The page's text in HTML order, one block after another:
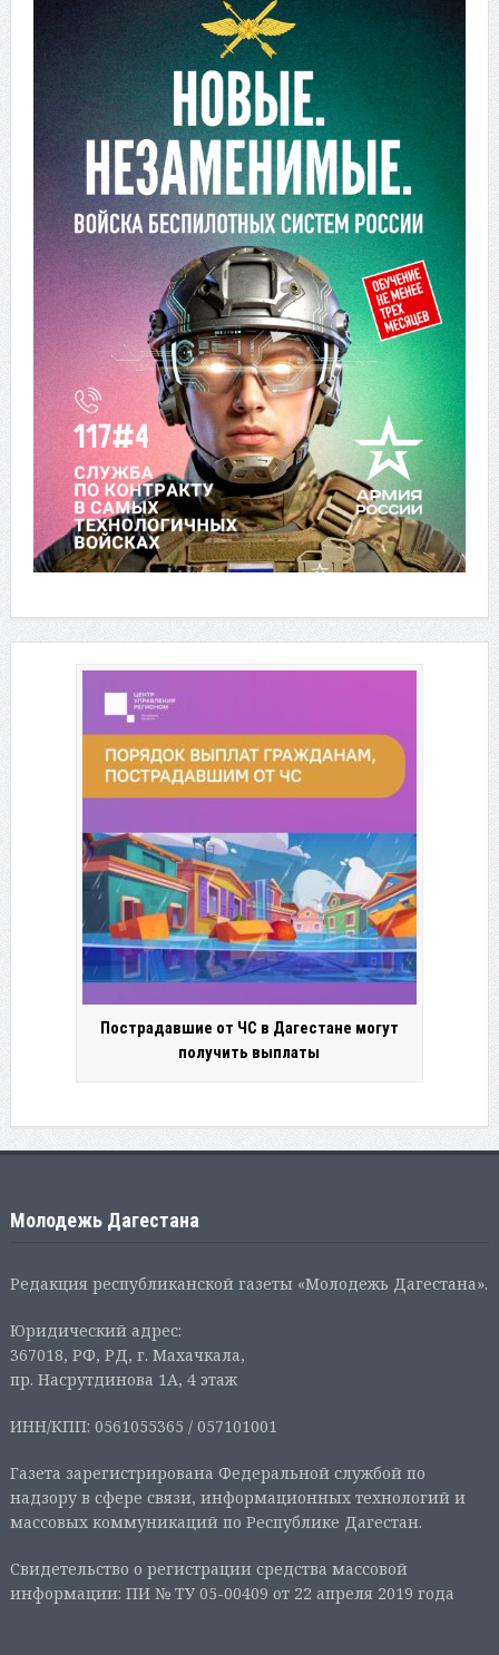
Пострадавшие от ЧС в Дагестане могут
получить выплаты
Молодежь Дагестана
Редакция республиканской газеты «Молодежь Дагестана».
Юридический адрес:
367018, РФ, РД, г. Махачкала,
пр. Насрутдинова 1А, 4 этаж
ИНН/КПП: 0561055365 / 057101001
Газета зарегистрирована Федеральной службой по
надзору в сфере связи, информационных технологий и
массовых коммуникаций по Республике Дагестан.
Свидетельство о регистрации средства массовой
информации: ПИ № ТУ 05-00409 от 22 апреля 2019 года